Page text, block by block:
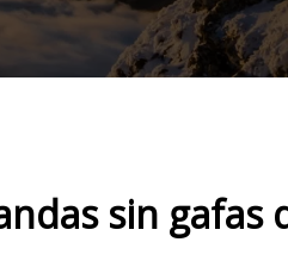
sin gafas